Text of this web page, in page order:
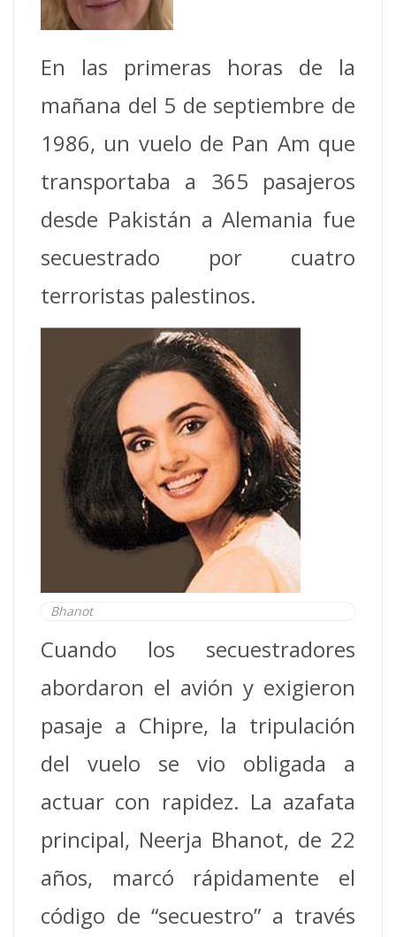
En las primeras horas de la
mañana del 5 de septiembre de
1986, un vuelo de Pan Am que
transportaba a 365 pasajeros
desde Pakistán a Alemania fue
secuestrado por cuatro
terroristas palestinos.
Bhanot
Cuando los secuestradores
abordaron el avión y exigieron
pasaje a Chipre, la tripulación
del vuelo se vio obligada a
actuar con rapidez. La azafata
principal, Neerja Bhanot, de 22
años, marcó rápidamente el
código de “secuestro” a través